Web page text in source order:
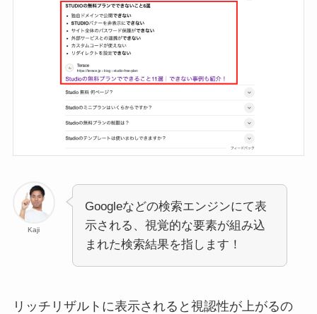
Kaji
Googleなどの検索エンジンにて表
示される、視覚的な要素が組み込
まれた検索結果を指します！
リッチリザルトに表示されると視認性が上がるの